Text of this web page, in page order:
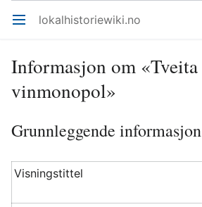
Åpne hovedmenyen lokalhistoriewiki.no
Informasjon om «Tveita
vinmonopol»
Grunnleggende informasjon
Visningstittel